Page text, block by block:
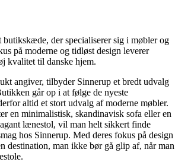
butikskæde, der specialiserer sig i møbler og
på moderne og tidløst design leverer
kvalitet til danske hjem.
angiver, tilbyder Sinnerup et bredt udvalg
går op i at følge de nyeste
altid et stort udvalg af moderne møbler.
en minimalistisk, skandinavisk sofa eller en
lænestol, vil man helt sikkert finde
hos Sinnerup. Med deres fokus på design
destination, man ikke bør gå glip af, når man